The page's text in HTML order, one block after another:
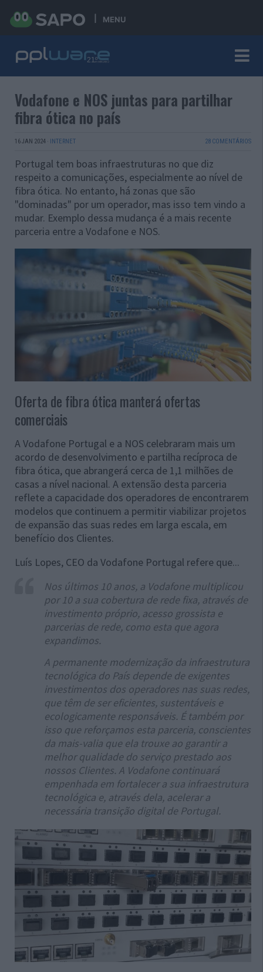
MENU
Vodafone e NOS juntas para partilhar
fibra ótica no país
16 JAN 2024 · INTERNET 28 COMENTÁRIOS
Portugal tem boas infraestruturas no que diz
respeito a comunicações, especialmente ao nível de
fibra ótica. No entanto, há zonas que são
"dominadas" por um operador, mas isso tem vindo a
mudar. Exemplo dessa mudança é a mais recente
parceria entre a Vodafone e NOS.
Oferta de fibra ótica manterá ofertas
comerciais
A Vodafone Portugal e a NOS celebraram mais um
acordo de desenvolvimento e partilha recíproca de
fibra ótica, que abrangerá cerca de 1,1 milhões de
casas a nível nacional. A extensão desta parceria
reflete a capacidade dos operadores de encontrarem
modelos que continuem a permitir viabilizar projetos
de expansão das suas redes em larga escala, em
benefício dos Clientes.
Luís Lopes, CEO da Vodafone Portugal refere que...
Nos últimos 10 anos, a Vodafone multiplicou
por 10 a sua cobertura de rede fixa, através de
investimento próprio, acesso grossista e
parcerias de rede, como esta que agora
expandimos.
A permanente modernização da infraestrutura
tecnológica do País depende de exigentes
investimentos dos operadores nas suas redes,
que têm de ser eficientes, sustentáveis e
ecologicamente responsáveis. É também por
isso que reforçamos esta parceria, conscientes
da mais-valia que ela trouxe ao garantir a
melhor qualidade do serviço prestado aos
nossos Clientes. A Vodafone continuará
empenhada em fortalecer a sua infraestrutura
tecnológica e, através dela, acelerar a
necessária transição digital de Portugal.